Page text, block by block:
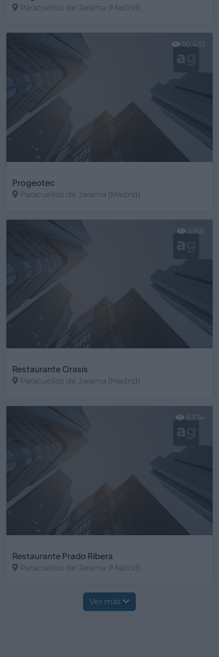
Paracuellos de Jarama (Madrid)
Progeotec
Paracuellos de Jarama (Madrid)
10.451
Restaurante Orasis
Paracuellos de Jarama (Madrid)
5166
Restaurante Prado Ribera
Paracuellos de Jarama (Madrid)
6374
Ver más